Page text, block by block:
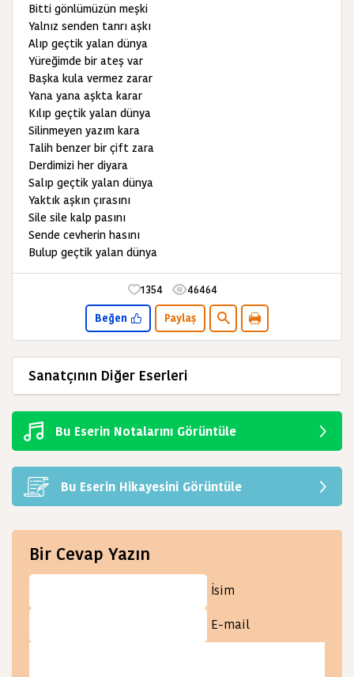
Bitti gönlümüzün meşki
Yalnız senden tanrı aşkı
Alıp geçtik yalan dünya
Yüreğimde bir ateş var
Başka kula vermez zarar
Yana yana aşkta karar
Kılıp geçtik yalan dünya
Silinmeyen yazım kara
Talih benzer bir çift zara
Derdimizi her diyara
Salıp geçtik yalan dünya
Yaktık aşkın çırasını
Sile sile kalp pasını
Sende cevherin hasını
Bulup geçtik yalan dünya
1354 46464
Beğen Paylaş
Sanatçının Diğer Eserleri
Bu Eserin Notalarını Görüntüle
Bu Eserin Hikayesini Görüntüle
Bir Cevap Yazın
İsim
E-mail